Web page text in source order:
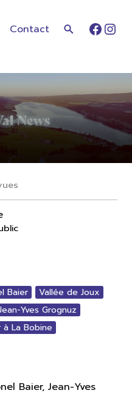
Contact
Baier
Vallée de Joux
Yves Grognuz
La Bobine
Baier, Jean-Yves